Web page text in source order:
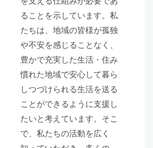
ることを示しています。私
たちは、地域の皆様が孤独
や不安を感じることなく、
豊かで充実した生活・住み
慣れた地域で安心して暮ら
しつづけられる生活を送る
ことができるように支援し
たいと考えています。そこ
で、私たちの活動を広く